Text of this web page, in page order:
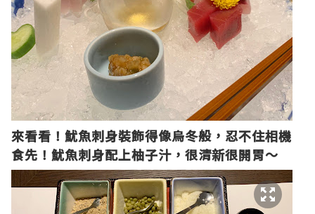
來看看！魷魚刺身裝飾得像烏冬般，忍不住相機
食先！魷魚刺身配上柚子汁，很清新很開胃～